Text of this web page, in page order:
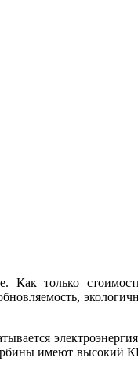
Как только
имеют высокий